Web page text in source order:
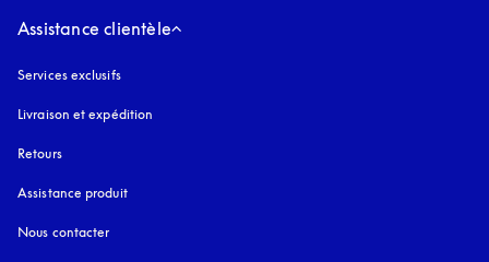
Assistance clientèle
Services exclusifs
Livraison et expédition
Retours
Assistance produit
Nous contacter